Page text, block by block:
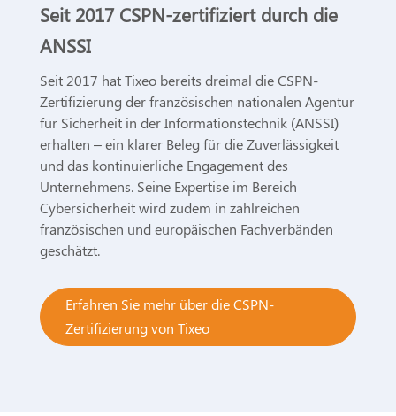
Seit 2017 CSPN-zertifiziert durch die
ANSSI
Seit 2017 hat Tixeo bereits dreimal die CSPN-
Zertifizierung der französischen nationalen Agentur
für Sicherheit in der Informationstechnik (ANSSI)
erhalten – ein klarer Beleg für die Zuverlässigkeit
und das kontinuierliche Engagement des
Unternehmens. Seine Expertise im Bereich
Cybersicherheit wird zudem in zahlreichen
französischen und europäischen Fachverbänden
geschätzt.
Erfahren Sie mehr über die CSPN-
Zertifizierung von Tixeo